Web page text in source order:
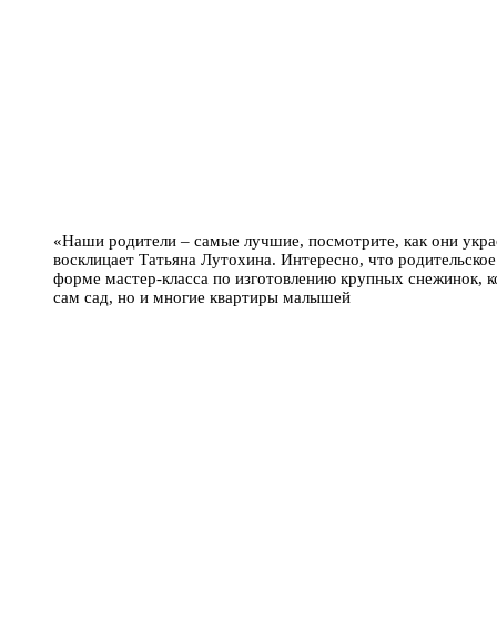
«Наши родители – самые лучшие, посмотрите, как они
восклицает Татьяна Лутохина. Интересно, что
форме мастер-класса по изготовлению крупных снежинок,
сам сад, но и многие квартиры малышей